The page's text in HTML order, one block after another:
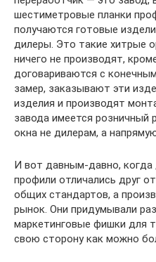
шестиметровые планки
получаются готовые
дилеры. Это такие хитрые
ничего не производят,
договариваются с
замер, заказывают эти
изделия и производят
завода имеется розничный
окна не дилерам, а
И вот давным-давно,
профили отличались друг
общих стандартов, а
рынок. Они придумывали
маркетинговые фишки для
свою сторону как можно